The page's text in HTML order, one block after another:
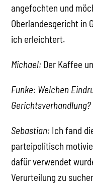
angefochten und
Oberlandesgericht in
ich erleichtert.
Michael: Der Kaffee
Funke: Welchen
Gerichtsverhandlung?
Sebastian: Ich fand
parteipolitisch
dafür verwendet
Verurteilung zu